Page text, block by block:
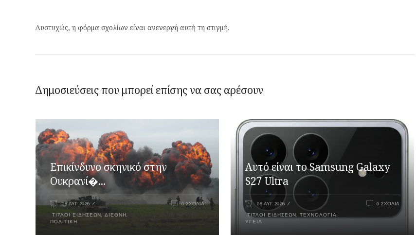
Δυστυχώς, η φόρμα σχολίων είναι ανενεργή αυτή τη στιγμή.
Δημοσιεύσεις που μπορεί επίσης να σας αρέσουν
Επικίνδυνο σκηνικό στην
Ουκρανί�...
08 ΑΥΓ 2026
ΤΊΤΛΟΙ ΕΙΔΉΣΕΩΝ ΔΙΕΘΝΉ
ΠΟΛΙΤΙΚΉ
0 ΣΧΌΛΙΑ
Αυτό είναι το Samsung Galaxy
S27 Ultra
08 ΑΥΓ 2026
ΤΊΤΛΟΙ ΕΙΔΉΣΕΩΝ ΤΕΧΝΟΛΟΓΊΑ
ΥΓΕΊΑ
0 ΣΧΌΛΙΑ